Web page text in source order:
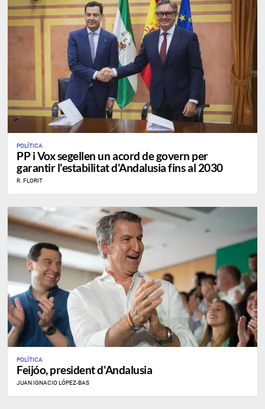
POLÍTICA
PP i Vox segellen un acord de govern per
garantir l'estabilitat d'Andalusia fins al 2030
R. FLORIT
POLÍTICA
Feijóo, president d'Andalusia
JUAN IGNACIO LÓPEZ-BAS